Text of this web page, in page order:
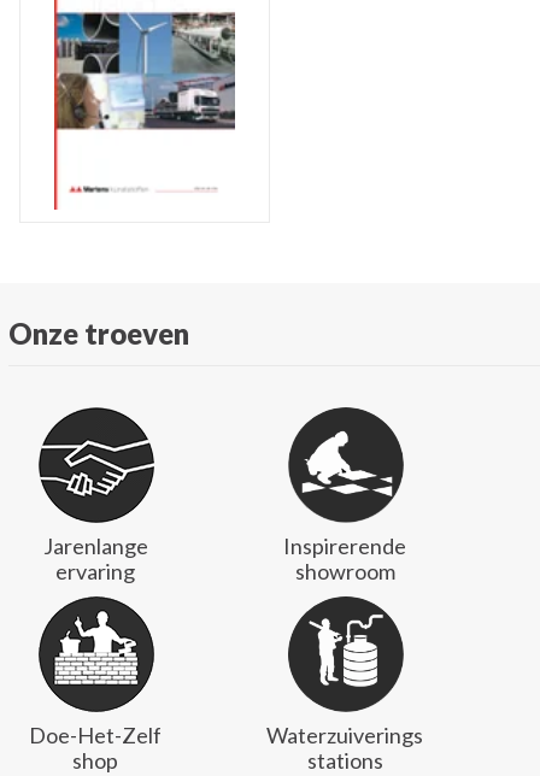
Onze troeven
Jarenlange
ervaring
Inspirerende
showroom
Doe-Het-Zelf
shop
Waterzuiverings
stations